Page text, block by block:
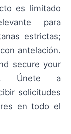
es limitado
para
estrictas;
antelación.
secure your
Únete a
solicitudes
en todo el